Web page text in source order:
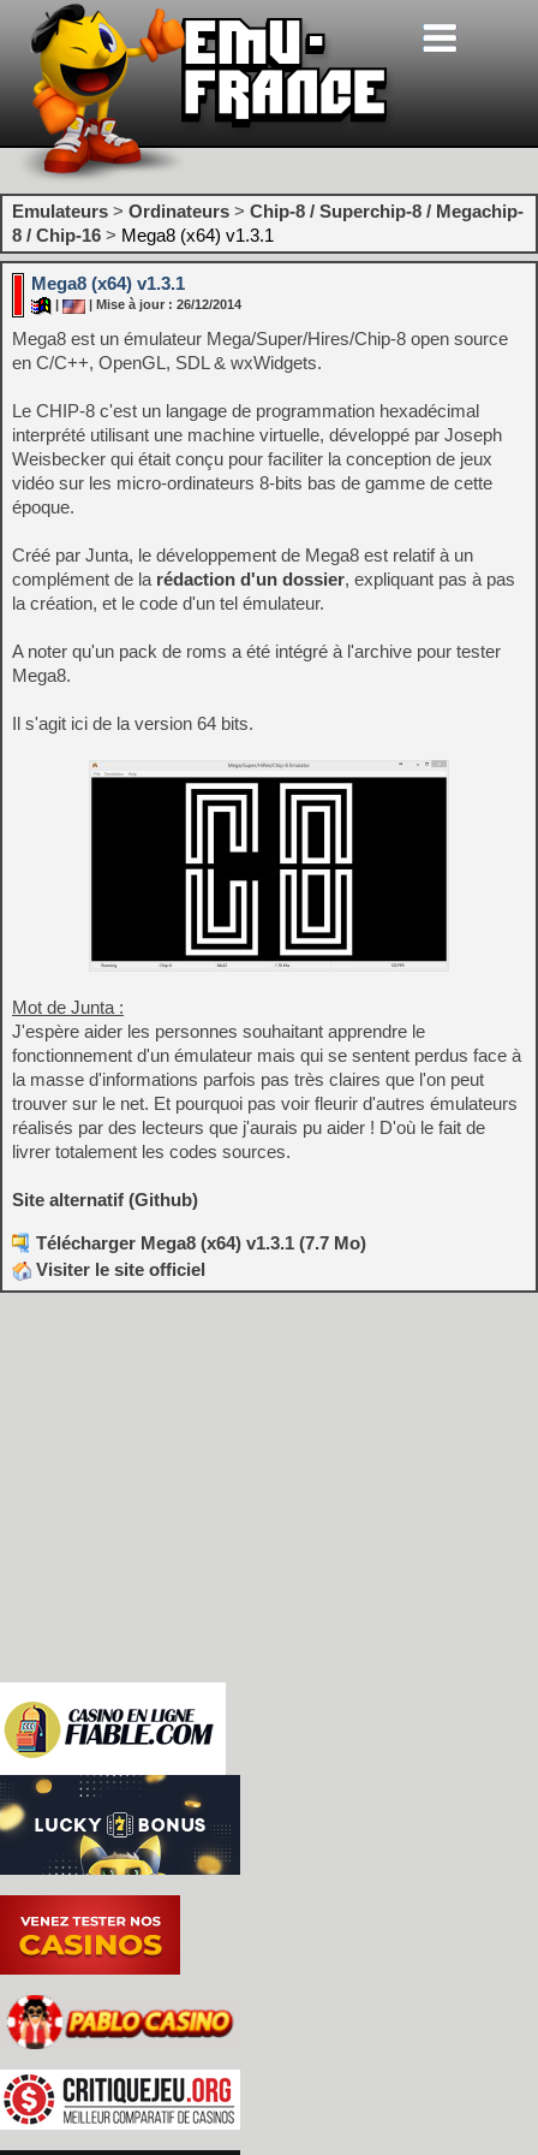
Emulateurs > Ordinateurs > Chip-8 / Superchip-8 / Megachip-
8 / Chip-16 > Mega8 (x64) v1.3.1
Mega8 (x64) v1.3.1
| Mise à jour : 26/12/2014
Mega8 est un émulateur Mega/Super/Hires/Chip-8 open source
en C/C++, OpenGL, SDL & wxWidgets.
Le CHIP-8 c'est un langage de programmation hexadécimal
interprété utilisant une machine virtuelle, développé par Joseph
Weisbecker qui était conçu pour faciliter la conception de jeux
vidéo sur les micro-ordinateurs 8-bits bas de gamme de cette
époque.
Créé par Junta, le développement de Mega8 est relatif à un
complément de la rédaction d'un dossier, expliquant pas à pas
la création, et le code d'un tel émulateur.
A noter qu'un pack de roms a été intégré à l'archive pour tester
Mega8.
Il s'agit ici de la version 64 bits.
Mot de Junta :
J'espère aider les personnes souhaitant apprendre le
fonctionnement d'un émulateur mais qui se sentent perdus face à
la masse d'informations parfois pas très claires que l'on peut
trouver sur le net. Et pourquoi pas voir fleurir d'autres émulateurs
réalisés par des lecteurs que j'aurais pu aider ! D'où le fait de
livrer totalement les codes sources.
Site alternatif (Github)
Télécharger Mega8 (x64) v1.3.1 (7.7 Mo)
Visiter le site officiel